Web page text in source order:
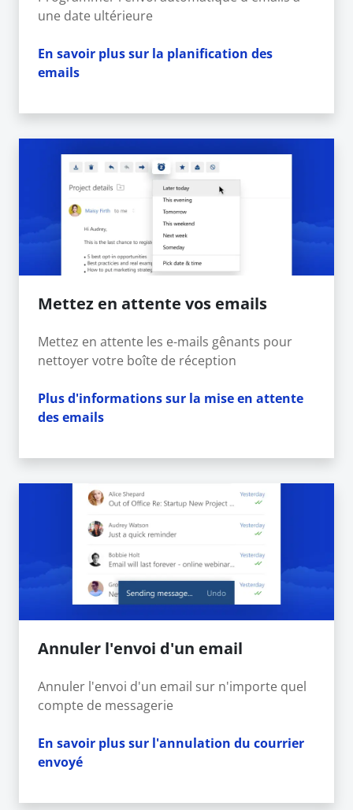
une date ultérieure
En savoir plus sur la planification des
emails
Mettez en attente vos emails
Mettez en attente les e-mails gênants pour
nettoyer votre boîte de réception
Plus d'informations sur la mise en attente
des emails
Annuler l'envoi d'un email
Annuler l'envoi d'un email sur n'importe quel
compte de messagerie
En savoir plus sur l'annulation du courrier
envoyé